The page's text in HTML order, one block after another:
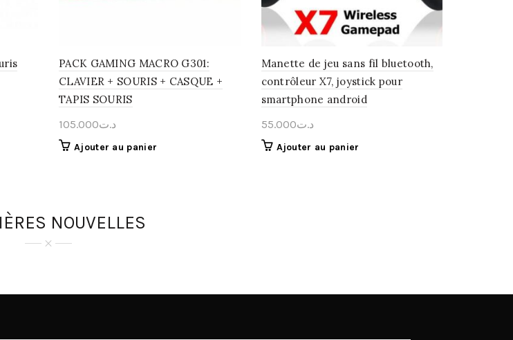
PACK GAMING MACRO G301:
CLAVIER + SOURIS + CASQUE +
TAPIS SOURIS
د.ت105.000
Ajouter au panier
Manette de jeu sans fil bluetooth,
contrôleur X7, joystick pour
smartphone android
د.ت55.000
Ajouter au panier
NOUVELLES